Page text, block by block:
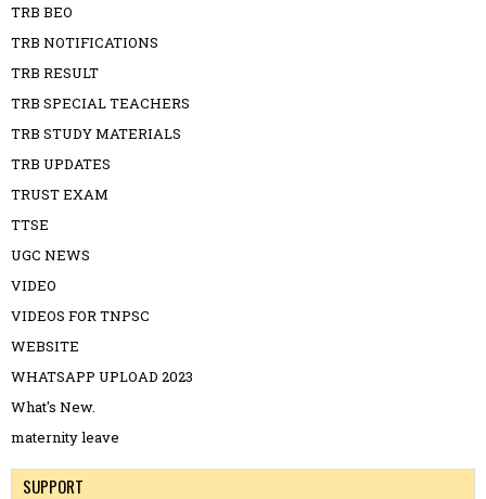
TRB BEO
TRB NOTIFICATIONS
TRB RESULT
TRB SPECIAL TEACHERS
TRB STUDY MATERIALS
TRB UPDATES
TRUST EXAM
TTSE
UGC NEWS
VIDEO
VIDEOS FOR TNPSC
WEBSITE
WHATSAPP UPLOAD 2023
What's New.
maternity leave
SUPPORT